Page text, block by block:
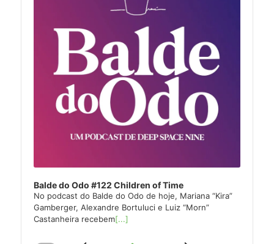
Balde do Odo #122 Children of Time
No podcast do Balde do Odo de hoje, Mariana “Kira”
Gamberger, Alexandre Bortuluci e Luiz “Morn”
Castanheira recebem[...]